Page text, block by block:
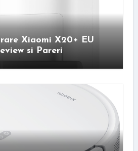
Xiaomi X20+ EU
si Pareri